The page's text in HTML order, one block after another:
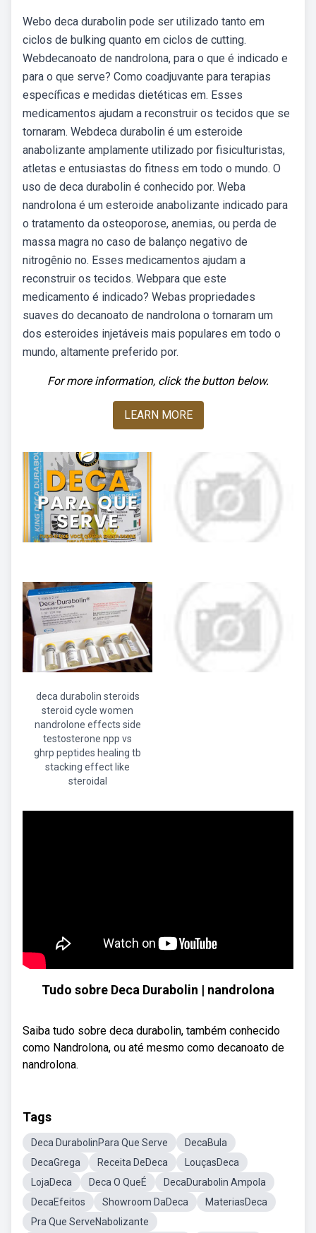
Webo deca durabolin pode ser utilizado tanto em
ciclos de bulking quanto em ciclos de cutting.
Webdecanoato de nandrolona, para o que é indicado e
para o que serve? Como coadjuvante para terapias
específicas e medidas dietéticas em. Esses
medicamentos ajudam a reconstruir os tecidos que se
tornaram. Webdeca durabolin é um esteroide
anabolizante amplamente utilizado por fisiculturistas,
atletas e entusiastas do fitness em todo o mundo. O
uso de deca durabolin é conhecido por. Weba
nandrolona é um esteroide anabolizante indicado para
o tratamento da osteoporose, anemias, ou perda de
massa magra no caso de balanço negativo de
nitrogênio no. Esses medicamentos ajudam a
reconstruir os tecidos. Webpara que este
medicamento é indicado? Webas propriedades
suaves do decanoato de nandrolona o tornaram um
dos esteroides injetáveis mais populares em todo o
mundo, altamente preferido por.
For more information, click the button below.
LEARN MORE
deca durabolin steroids
steroid cycle women
nandrolone effects side
testosterone npp vs
ghrp peptides healing tb
stacking effect like
steroidal
Tudo sobre Deca Durabolin | nandrolona
Saiba tudo sobre deca durabolin, também conhecido
como Nandrolona, ou até mesmo como decanoato de
nandrolona.
Tags
Deca DurabolinPara Que Serve
DecaBula
DecaGrega
Receita DeDeca
LouçasDeca
LojaDeca
Deca O QueÉ
DecaDurabolin Ampola
DecaEfeitos
Showroom DaDeca
MateriasDeca
Pra Que ServeNabolizante